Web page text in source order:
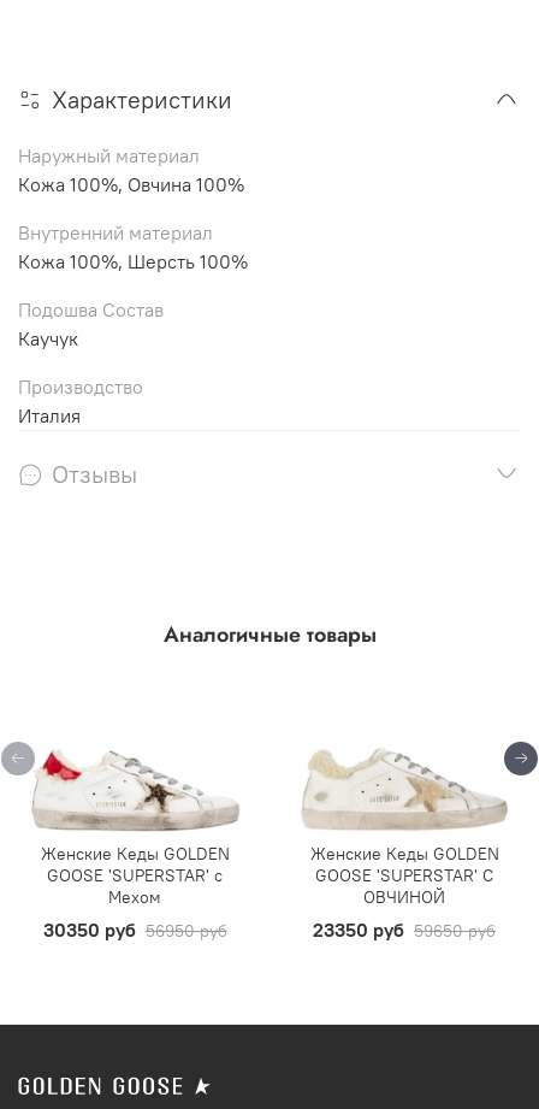
Характеристики
Наружный материал
Кожа 100%, Овчина 100%
Внутренний материал
Кожа 100%, Шерсть 100%
Подошва Состав
Каучук
Производство
Италия
Отзывы
Аналогичные товары
Женские Кеды GOLDEN
GOOSE 'SUPERSTAR' с
Мехом
30350 руб 56950 руб
Женские Кеды GOLDEN
GOOSE 'SUPERSTAR' С
ОВЧИНОЙ
23350 руб 59650 руб